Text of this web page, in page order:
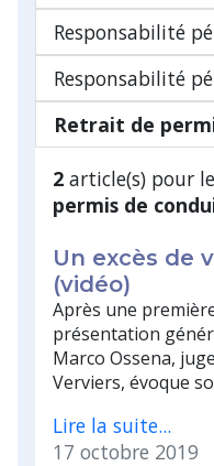
Responsabilité
Responsabilité
Retrait de
2 article(s) pour
permis de
Un excès de
(vidéo)
Après une
présentation
Marco Ossena,
Verviers, évoque
Lire la suite...
17 octobre 2019